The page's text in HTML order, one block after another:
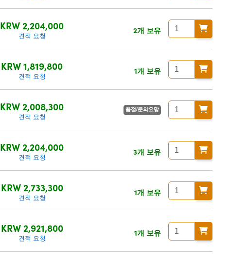
KRW 2,204,000
견적 요청
2개 보유
KRW 1,819,800
견적 요청
1개 보유
KRW 2,008,300
견적 요청
품절/문의요망
KRW 2,204,000
견적 요청
3개 보유
KRW 2,733,300
견적 요청
1개 보유
KRW 2,921,800
견적 요청
1개 보유